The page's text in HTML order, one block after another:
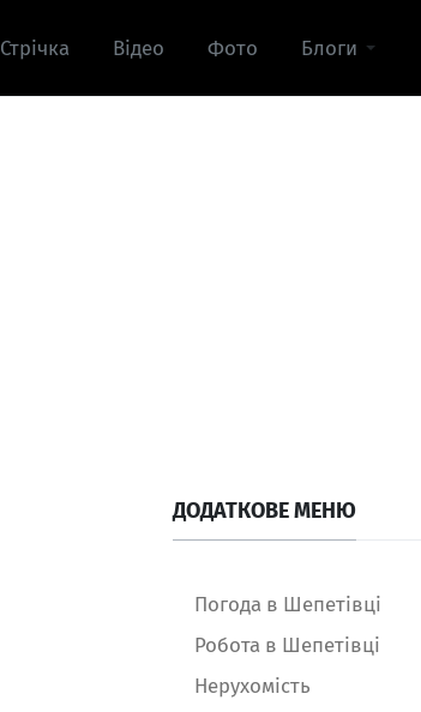
Стрічка Відео Фото Блоги
ДОДАТКОВЕ МЕНЮ
Погода в Шепетівці
Робота в Шепетівці
Нерухомість